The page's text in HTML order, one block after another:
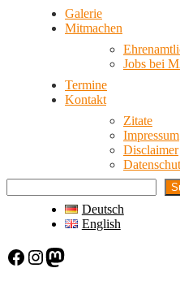
Galerie
Mitmachen
Jobs bei
Termine
Kontakt
Zitate
Impressum
Disclaimer
Deutsch
English
Facebook Instagram Mastodon